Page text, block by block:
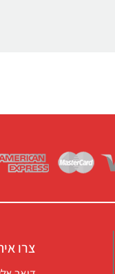
צרו